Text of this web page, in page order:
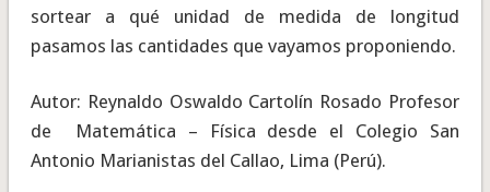
sortear a qué unidad de medida de longitud
pasamos las cantidades que vayamos proponiendo.
Autor: Reynaldo Oswaldo Cartolín Rosado Profesor
de Matemática – Física desde el Colegio San
Antonio Marianistas del Callao, Lima (Perú).